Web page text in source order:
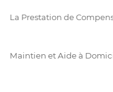
La Prestation de
Maintien et Aide à